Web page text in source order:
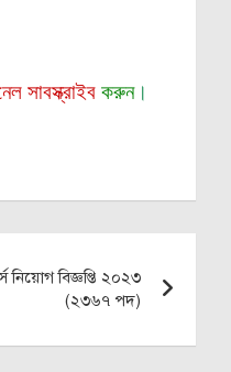
সাবস্ক্রাইবকরুন।
নিয়োগ বিজ্ঞপ্তি ২০২৩
(২৩৬৭ পদ)